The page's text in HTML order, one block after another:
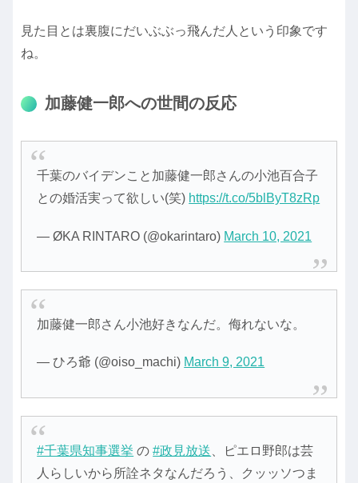
見た目とは裏腹にだいぶぶっ飛んだ人という印象です
ね。
加藤健一郎への世間の反応
千葉のバイデンこと加藤健一郎さんの小池百合子
との婚活実って欲しい(笑) https://t.co/5blByT8zRp
— ØKA RINTARO (@okarintaro) March 10, 2021
加藤健一郎さん小池好きなんだ。侮れないな。
— ひろ爺 (@oiso_machi) March 9, 2021
#千葉県知事選挙 の#政見放送 、ピエロ野郎は芸
人らしいから所詮ネタなんだろう、クッッソつま